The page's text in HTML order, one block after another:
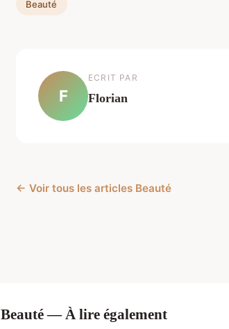
Beauté
F
ECRIT PAR
Florian
← Voir tous les articles Beauté
Beauté — À lire également